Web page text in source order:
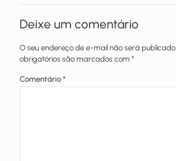
Deixe um comentário
O seu endereço de e-mail não será publicado.
obrigatórios são marcados com *
Comentário *